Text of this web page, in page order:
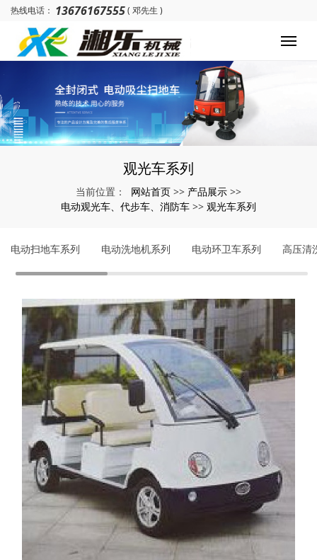
热线电话： 13676167555( 邓先生 )
观光车系列
当前位置： 网站首页 >> 产品展示 >>
电动观光车、代步车、消防车 >> 观光车系列
电动扫地车系列 电动洗地机系列 电动环卫车系列 高压清